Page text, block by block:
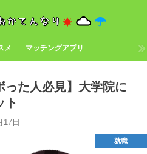
メ マッチングアプリ
った人必見】大学院に
ト
17日
就職